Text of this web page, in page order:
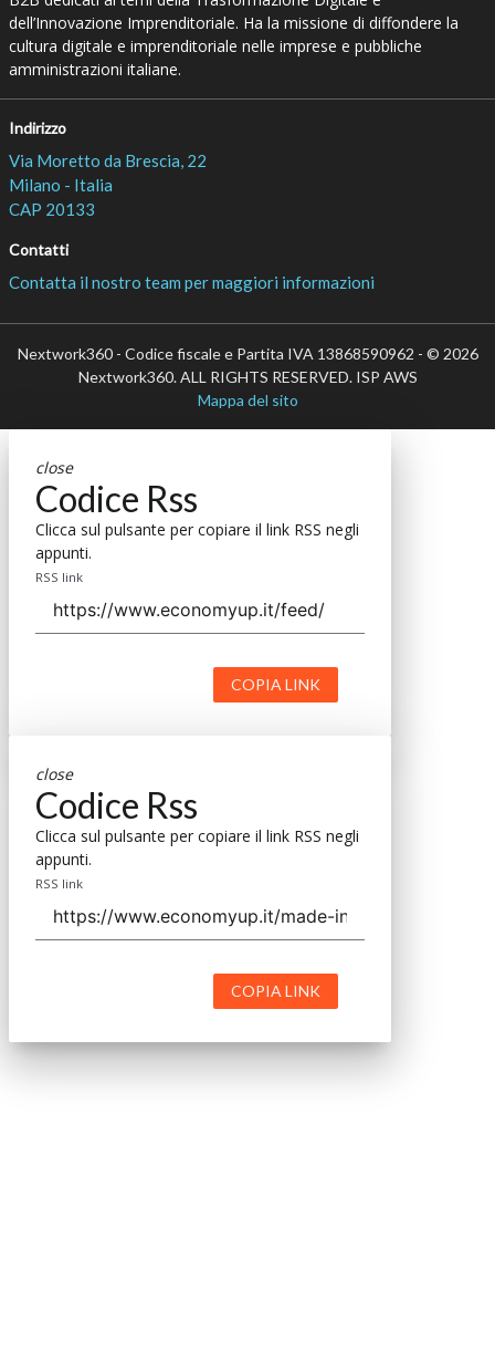
dell’Innovazione Imprenditoriale. Ha la missione di diffondere la
cultura digitale e imprenditoriale nelle imprese e pubbliche
amministrazioni italiane.
Indirizzo
Via Moretto da Brescia, 22
Milano - Italia
CAP 20133
Contatti
Contatta il nostro team per maggiori informazioni
Nextwork360 - Codice fiscale e Partita IVA 13868590962 - © 2026
Nextwork360. ALL RIGHTS RESERVED. ISP AWS
Mappa del sito
close
Codice Rss
Clicca sul pulsante per copiare il link RSS negli
appunti.
RSS link
COPIA LINK
close
Codice Rss
Clicca sul pulsante per copiare il link RSS negli
appunti.
RSS link
COPIA LINK